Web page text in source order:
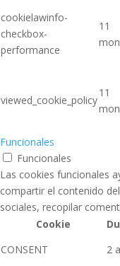
cookielawinfo-
checkbox-
performance
11
viewed_cookie_policy
11
Funcionales
Funcionales
Las cookies funcionales
compartir el contenido
sociales, recopilar
Cookie
CONSENT
2